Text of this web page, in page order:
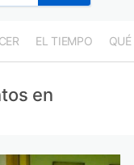
EL TIEMPO QUÉ
en